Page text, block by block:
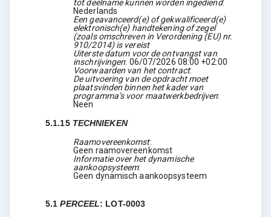
tot deelname kunnen worden ingediend:
Nederlands
Een geavanceerd(e) of gekwalificeerd(e)
elektronisch(e) handtekening of zegel
(zoals omschreven in Verordening (EU) nr.
910/2014) is vereist
Uiterste datum voor de ontvangst van
inschrijvingen: 06/07/2026 08:00 +02:00
Voorwaarden van het contract:
De uitvoering van de opdracht moet
plaatsvinden binnen het kader van
programma’s voor maatwerkbedrijven:
Neen
5.1.15 TECHNIEKEN
Raamovereenkomst:
Geen raamovereenkomst
Informatie over het dynamische
aankoopsysteem:
Geen dynamisch aankoopsysteem
5.1PERCEEL: LOT-0003